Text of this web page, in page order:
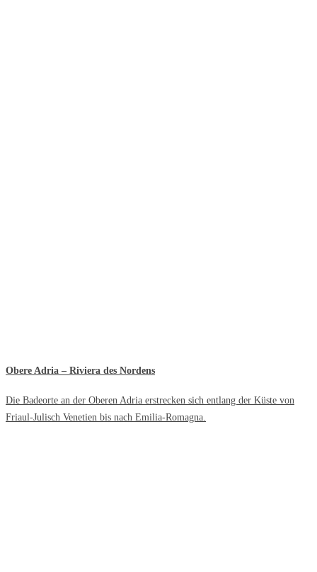
Obere Adria – Riviera des Nordens
Die Badeorte an der Oberen Adria erstrecken sich entlang der Küste von
Friaul-Julisch Venetien bis nach Emilia-Romagna.